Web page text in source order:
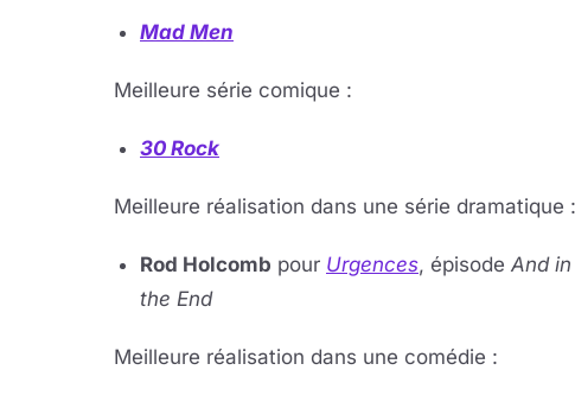
Mad Men
Meilleure série co­mique :
30 Rock
Meilleure réalisation dans une série dramatique :
Rod Holcomb pour Urgences, épisode And in
the End
Meilleure réalisation dans une comédie :